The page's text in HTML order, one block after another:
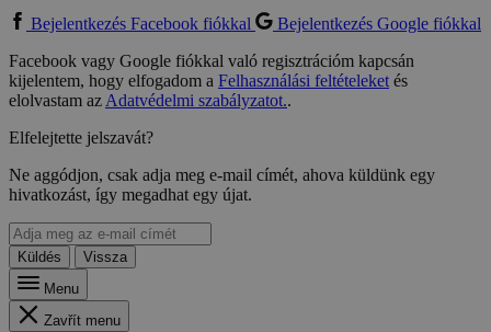
Bejelentkezés Facebook fiókkal
Bejelentkezés Google fiókkal
Facebook vagy Google fiókkal való regisztrációm kapcsán
kijelentem, hogy elfogadom a Felhasználási feltételeketés
elolvastam azAdatvédelmi szabályzatot..
Elfelejtette jelszavát?
Ne aggódjon, csak adja meg e-mail címét, ahova küldünk egy
hivatkozást, így megadhat egy újat.
Küldés
Vissza
Menu
Zavřít menu